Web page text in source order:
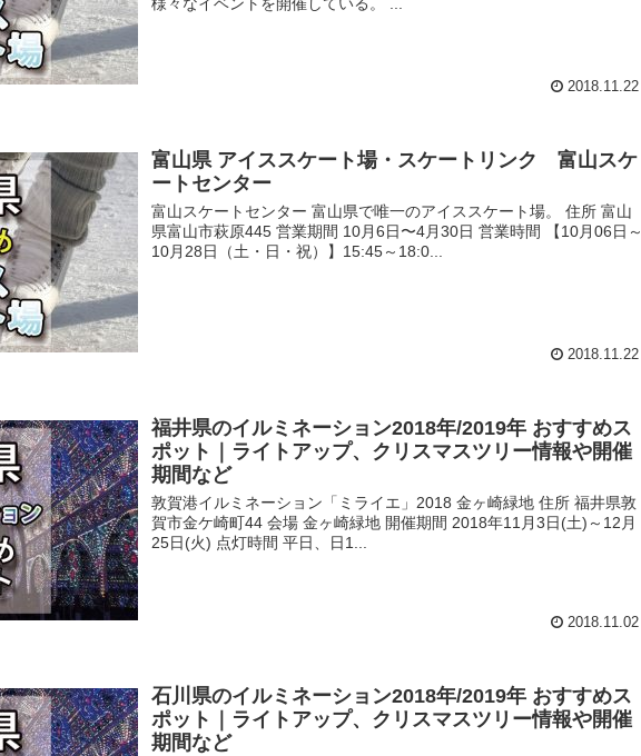
様々なイベントを開催している。 ...
2018.11.22
富山県 アイススケート場・スケートリンク 富山スケ
ートセンター
富山スケートセンター 富山県で唯一のアイススケート場。 住所 富山
県富山市萩原445 営業期間 10月6日〜4月30日 営業時間 【10月06日～
10月28日（土・日・祝）】15:45～18:0...
2018.11.22
福井県のイルミネーション2018年/2019年 おすすめス
ポット｜ライトアップ、クリスマスツリー情報や開催
期間など
敦賀港イルミネーション「ミライエ」2018 金ヶ崎緑地 住所 福井県敦
賀市金ケ崎町44 会場 金ヶ崎緑地 開催期間 2018年11月3日(土)～12月
25日(火) 点灯時間 平日、日1...
2018.11.02
石川県のイルミネーション2018年/2019年 おすすめス
ポット｜ライトアップ、クリスマスツリー情報や開催
期間など